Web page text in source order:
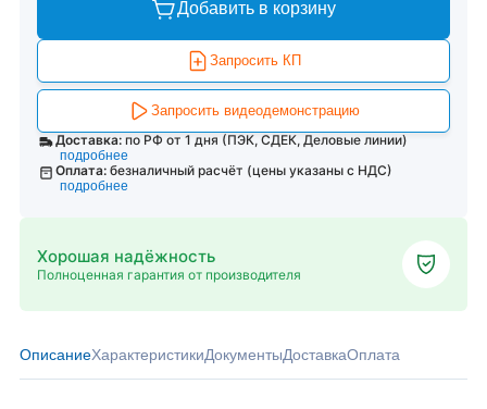
Добавить в корзину
Запросить КП
Запросить видеодемонстрацию
Доставка: по РФ от 1 дня (ПЭК, СДЕК, Деловые линии)
подробнее
Оплата: безналичный расчёт (цены указаны с НДС)
подробнее
Хорошая надёжность
Полноценная гарантия от производителя
ОписаниеХарактеристикиДокументыДоставкаОплата